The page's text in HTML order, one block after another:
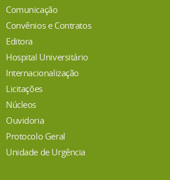
Comunicação
Convênios e Contratos
Editora
Hospital Universitário
Internacionalização
Licitações
Núcleos
Ouvidoria
Protocolo Geral
Unidade de Urgência